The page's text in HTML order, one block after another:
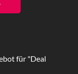
für "Deal